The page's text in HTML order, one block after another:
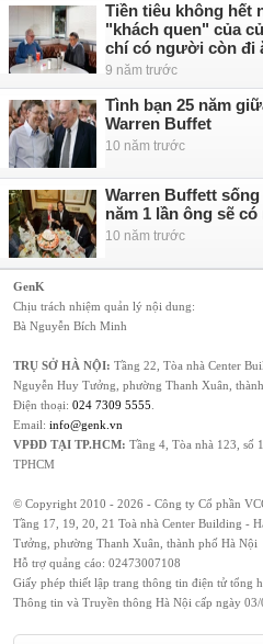
Tiền tiêu không hết
"khách quen" của
chí có người còn đi
9 năm trước
Tình bạn 25 năm
Warren Buffet
10 năm trước
Warren Buffett
năm 1 lần ông sẽ
10 năm trước
GenK
Chịu trách nhiệm quản lý nội dung:
Bà Nguyễn Bích Minh
TRỤ SỞ HÀ NỘI: Tầng 22, Tòa nhà Center
Nguyễn Huy Tưởng, phường Thanh Xuân,
Điện thoại: 024 7309 5555
Email: info@genk.vn
VPĐD TẠI TP.HCM: Tầng 4, Tòa nhà 123, số
TPHCM
© Copyright 2010 - 2026 - Công ty Cổ phần
Tầng 17, 19, 20, 21 Toà nhà Center Building -
Tưởng, phường Thanh Xuân, thành phố Hà Nội
Hỗ trợ quảng cáo: 02473007108
Giấy phép thiết lập trang thông tin điện tử tổng
Thông tin và Truyền thông Hà Nội cấp ngày 03/